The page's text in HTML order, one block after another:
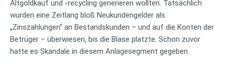
Altgoldkauf und -recycling generieren wollten. Tatsächlich
wurden eine Zeitlang bloß Neukundengelder als
„Zinszahlungen“ an Bestandskunden – und auf die Konten der
Betrüger – überwiesen, bis die Blase platzte. Schon zuvor
hatte es Skandale in diesem Anlagesegment gegeben.